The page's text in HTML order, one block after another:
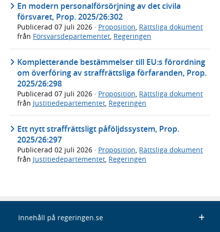
En modern personalförsörjning av det civila
försvaret, Prop. 2025/26:302
Publicerad 07 juli 2026 · Proposition, Rättsliga dokument
från Försvarsdepartementet, Regeringen
Kompletterande bestämmelser till EU:s förordning
om överföring av straffrättsliga förfaranden, Prop.
2025/26:298
Publicerad 07 juli 2026 · Proposition, Rättsliga dokument
från Justitiedepartementet, Regeringen
Ett nytt straffrättsligt påföljdssystem, Prop.
2025/26:297
Publicerad 02 juli 2026 · Proposition Rättsliga dokument
från Justitiedepartementet Regeringen
Innehåll på regeringen.se